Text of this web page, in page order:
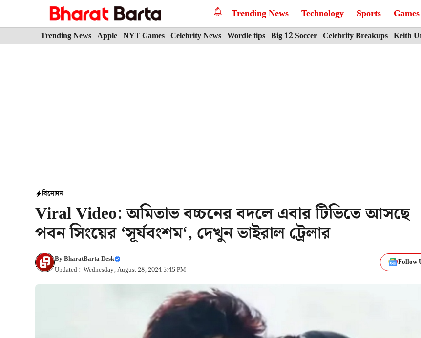
Trending News Technology Sports Games
Trending News Apple NYT Games Celebrity News Wordle tips Big 12 Soccer Celebrity Breakups Keith
বিনোদন
Viral Video: অমিতাভ বচ্চনের বদলে এবার টিভিতে আসছে
পবন সিংয়ের ‘সূর্যবংশম‘, দেখুন ভাইরাল ট্রেলার
ByBharatBarta Desk
Updated : Wednesday, August 28, 2024 5:45 PM
Follow